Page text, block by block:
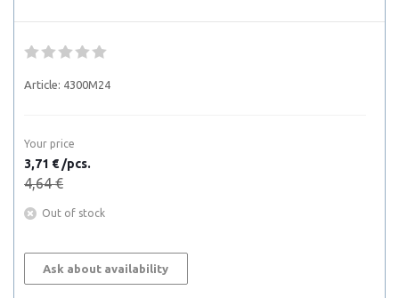
Article: 4300M24
Your price
3,71 € /pcs.
4,64 €
Out of stock
Ask about availability